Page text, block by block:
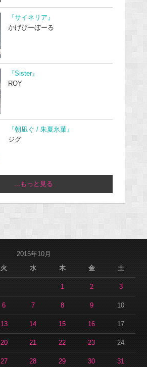
『サイネリア』
かげぴーぼーる
『Sister』
ROY
『朝凪ぐ / 朱夏氷菓』
ジグ
...もっと見る
2015年10月
火 水 木 金 土
1 2 3
6 7 8 9 10
13 14 15 16 17
20 21 22 23 24
27 28 29 30 31